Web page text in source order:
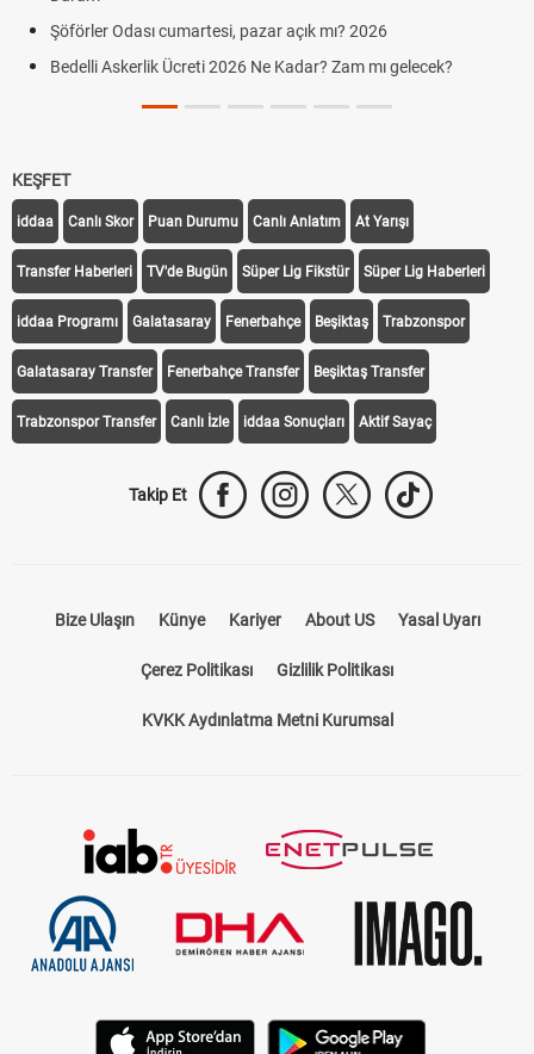
mı? 2026
Zam mı gelecek?
Cumartesi çalışma saatleri!
Hazırlık Maçı ve Dostluk Maçı
KEŞFET
iddaa Canlı Skor Puan Durumu Canlı Anlatım At Yarışı
Transfer Haberleri TV'de Bugün Süper Lig Fikstür Süper Lig Haberleri
iddaa Programı Galatasaray Fenerbahçe Beşiktaş Trabzonspor
Galatasaray Transfer Fenerbahçe Transfer Beşiktaş Transfer
Trabzonspor Transfer Canlı İzle iddaa Sonuçları Aktif Sayaç
Takip Et
Bize Ulaşın Künye Kariyer About US Yasal Uyarı
Çerez Politikası Gizlilik Politikası
KVKK Aydınlatma Metni Kurumsal